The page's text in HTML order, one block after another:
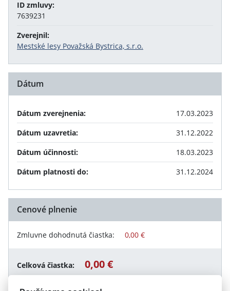
ID zmluvy:
7639231
Zverejnil:
Mestské lesy Považská Bystrica, s.r.o.
Dátum
Dátum zverejnenia:
17.03.2023
Dátum uzavretia:
31.12.2022
Dátum účinnosti:
18.03.2023
Dátum platnosti do:
31.12.2024
Cenové plnenie
Zmluvne dohodnutá čiastka: 0,00 €
Celková čiastka: 0,00 €